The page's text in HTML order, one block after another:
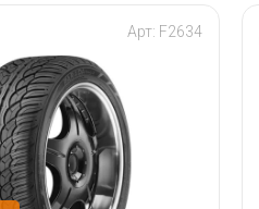
Арт: F2634